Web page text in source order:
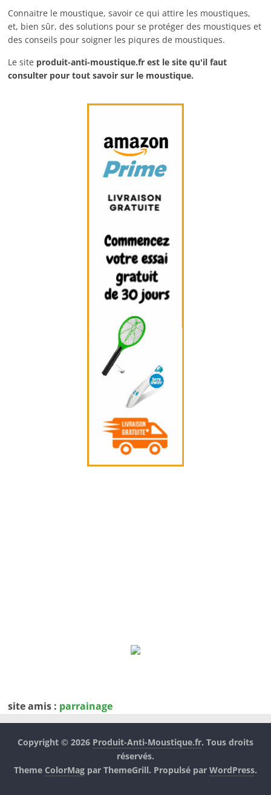
Connaitre le moustique, savoir ce qui attire les moustiques,
et, bien sûr, des solutions pour se protéger des moustiques et
des conseils pour soigner les piqures de moustiques.
Le site produit-anti-moustique.fr est le site qu'il faut
consulter pour tout savoir sur le moustique.
site amis : parrainage
Copyright © 2026 Produit-Anti-Moustique.fr. Tous droits
réservés.
Theme ColorMagpar ThemeGrill. Propulsé par WordPress.